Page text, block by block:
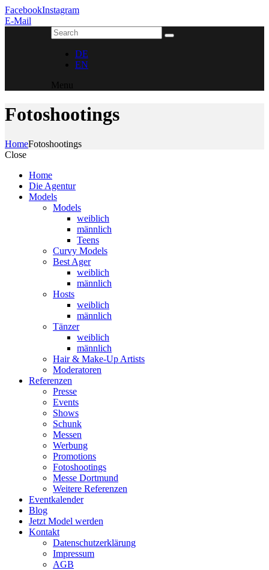
FacebookInstagram
E-Mail
DE
EN
Menu
Fotoshootings
HomeFotoshootings
Close
Home
Die Agentur
Models
Models
weiblich
männlich
Teens
Curvy Models
Best Ager
weiblich
männlich
Hosts
weiblich
männlich
Tänzer
weiblich
männlich
Hair & Make-Up Artists
Moderatoren
Referenzen
Presse
Events
Shows
Schunk
Messen
Werbung
Promotions
Fotoshootings
Messe Dortmund
Weitere Referenzen
Eventkalender
Blog
Jetzt Model werden
Kontakt
Datenschutzerklärung
Impressum
AGB